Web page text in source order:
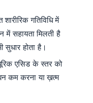
शारीरिक गतिविधि में
सहायता मिलती है
सुधार होता है।
एसिड के स्तर को
कम करना या ख़त्म